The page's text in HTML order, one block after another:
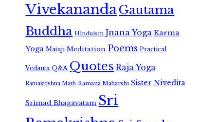
VivekanandaGautama
Buddha Hinduism Jnana Yoga Karma
Yoga Mataji Meditation Poems Practical
Vedanta Q&A Quotes Raja Yoga
Ramakrishna Math Ramana Maharshi Sister Nivedita
Srimad Bhagavatam Sri